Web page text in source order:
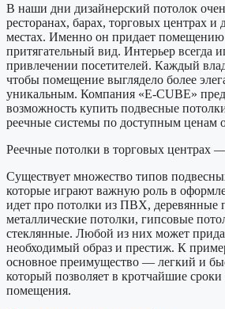
В наши дни дизайнерский потолок
ресторанах, барах, торговых центрах
местах. Именно он придает
притягательный вид. Интерьер всегда
привлечении посетителей. Каждый
чтобы помещение выглядело более
уникальным. Компания «E-CUBE»
возможность купить подвесные
реечные системы по доступным ценам
Реечные потолки в торговых центрах
Существует множество типов
которые играют важную роль в
идет про потолки из ПВХ, деревянные
металлические потолки, гипсовые
стеклянные. Любой из них может
необходимый образ и престиж. К
основное преимущество — легкий и
который позволяет в кротчайшие сроки
помещения.